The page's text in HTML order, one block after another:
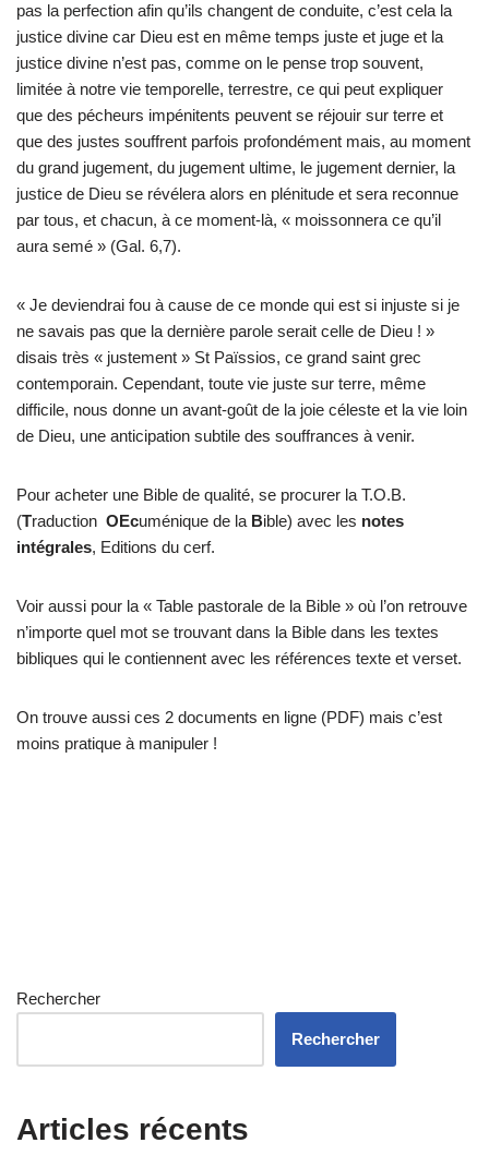
pas la perfection afin qu’ils changent de conduite, c’est cela la
justice divine car Dieu est en même temps juste et juge et la
justice divine n’est pas, comme on le pense trop souvent,
limitée à notre vie temporelle, terrestre, ce qui peut expliquer
que des pécheurs impénitents peuvent se réjouir sur terre et
que des justes souffrent parfois profondément mais, au moment
du grand jugement, du jugement ultime, le jugement dernier, la
justice de Dieu se révélera alors en plénitude et sera reconnue
par tous, et chacun, à ce moment-là, « moissonnera ce qu’il
aura semé » (Gal. 6,7).
« Je deviendrai fou à cause de ce monde qui est si injuste si je
ne savais pas que la dernière parole serait celle de Dieu ! »
disais très « justement » St Païssios, ce grand saint grec
contemporain. Cependant, toute vie juste sur terre, même
difficile, nous donne un avant-goût de la joie céleste et la vie loin
de Dieu, une anticipation subtile des souffrances à venir.
Pour acheter une Bible de qualité, se procurer la T.O.B.
(Traduction OEcuménique de la Bible) avec les notes
intégrales, Editions du cerf.
Voir aussi pour la « Table pastorale de la Bible » où l’on retrouve
n’importe quel mot se trouvant dans la Bible dans les textes
bibliques qui le contiennent avec les références texte et verset.
On trouve aussi ces 2 documents en ligne (PDF) mais c’est
moins pratique à manipuler !
Rechercher
Rechercher
Articles récents